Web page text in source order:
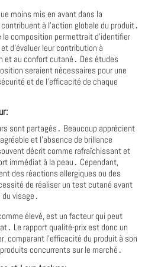
moins mis en avant dans la
à l'action globale du produit․
la composition permettrait d'identifier
d'évaluer leur contribution à
et au confort cutané․ Des études
seraient nécessaires pour une
et de l'efficacité de chaque
sont partagés․ Beaucoup apprécient
et l'absence de brillance
décrit comme rafraîchissant et
immédiat à la peau․ Cependant,
des réactions allergiques ou des
de réaliser un test cutané avant
visage․
élevé, est un facteur qui peut
Le rapport qualité-prix est donc un
comparant l'efficacité du produit à son
concurrents sur le marché․